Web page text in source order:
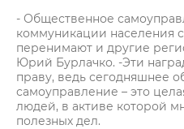
- Общественное
коммуникации населения
перенимают и другие
Юрий Бурлачко. -Эти
праву, ведь сегодняшнее
самоуправление – это
людей, в активе которой
полезных дел.